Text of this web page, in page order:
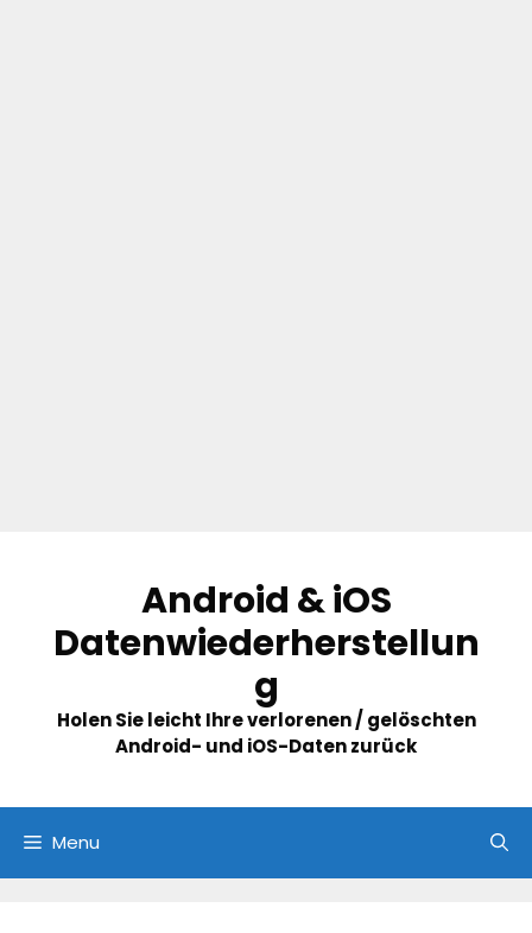
content
Android & iOS
Datenwiederherstellun
g
Holen Sie leicht Ihre verlorenen / gelöschten
Android- und iOS-Daten zurück
Menu